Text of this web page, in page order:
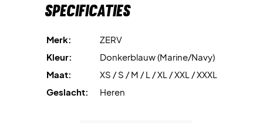
Het padel shirt heeft veel coole details. Zo staat er
hun eigen unieke slogan is.
Bovendien heeft het een cool patroon over de borst en is
het gemaakt in een stijlvolle donkerblauwe kleur.
Specificaties
Merk:
ZERV
Kleur:
Donkerblauw (Marine/Navy)
Maat:
XS / S / M / L / XL / XXL / XXXL
Geslacht:
Heren